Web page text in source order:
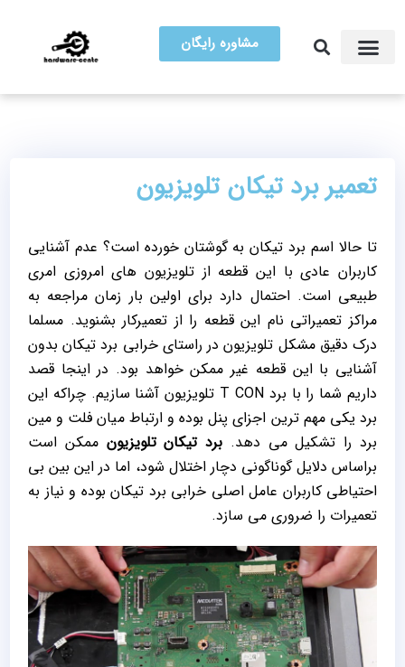
مشاوره رایگان
تعمیر برد تیکان تلویزیون
تا حالا اسم برد تیکان به گوشتان خورده است؟ عدم آشنایی
کاربران عادی با این قطعه از تلویزیون های امروزی امری
طبیعی است. احتمال دارد برای اولین بار زمان مراجعه به
مراکز تعمیراتی نام این قطعه را از تعمیرکار بشنوید. مسلما
درک دقیق مشکل تلویزیون در راستای خرابی برد تیکان بدون
آشنایی با این قطعه غیر ممکن خواهد بود. در اینجا قصد
داریم شما را با برد T CON تلویزیون آشنا سازیم. چراکه این
برد یکی مهم ترین اجزای پنل بوده و ارتباط میان فلت و مین
برد را تشکیل می دهد. برد تیکان تلویزیون ممکن است
براساس دلایل گوناگونی دچار اختلال شود، اما در این بین بی
احتیاطی کاربران عامل اصلی خرابی برد تیکان بوده و نیاز به
تعمیرات را ضروری می سازد.